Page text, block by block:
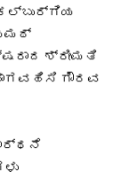
ಶ್ರೀಮತಿ
ಭಾಗವಹಿಸಿ ಗೌರವ